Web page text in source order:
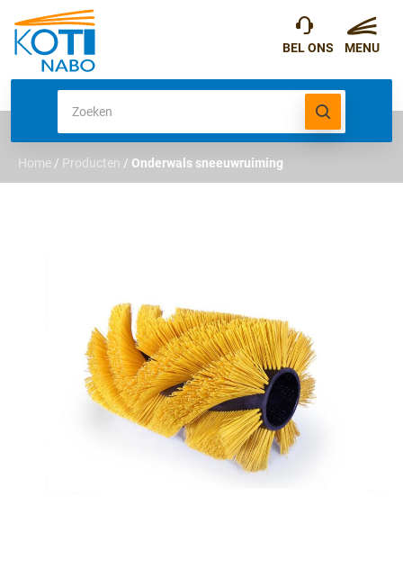
Home / Producten / Onderwals sneeuwruiming